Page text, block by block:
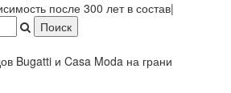
после 300 лет в составе
Bugatti и Casa Moda на грани